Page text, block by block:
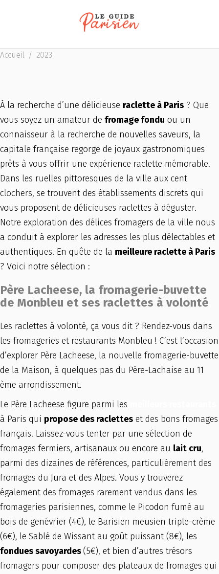
Accueil / 2023
À la recherche d’une délicieuse raclette à Paris ? Que
vous soyez un amateur de fromage fondu ou un
connaisseur à la recherche de nouvelles saveurs, la
capitale française regorge de joyaux gastronomiques
prêts à vous offrir une expérience raclette mémorable.
Dans les ruelles pittoresques de la ville aux cent
clochers, se trouvent des établissements discrets qui
vous proposent de délicieuses raclettes à déguster.
Notre exploration des délices fromagers de la ville nous
a conduit à explorer les adresses les plus délectables et
authentiques. En quête de la meilleure raclette à Paris
? Voici notre sélection :
Père Lacheese, la fromagerie-buvette
de Monbleu et ses raclettes à volonté
Les raclettes à volonté, ça vous dit ? Rendez-vous dans
les fromageries et restaurants Monbleu ! C’est l’occasion
d’explorer Père Lacheese, la nouvelle fromagerie-buvette
de la Maison, à quelques pas du Père-Lachaise au 11
ème arrondissement.
Le Père Lacheese figure parmi les
à Paris qui propose des raclettes et des bons fromages
français. Laissez-vous tenter par une sélection de
fromages fermiers, artisanaux ou encore au lait cru,
parmi des dizaines de références, particulièrement des
fromages du Jura et des Alpes. Vous y trouverez
également des fromages rarement vendus dans les
fromageries parisiennes, comme le Picodon fumé au
bois de genévrier (4€), le Barisien meusien triple-crème
(6€), le Sablé de Wissant au goût puissant (8€), les
fondues savoyardes(5€), et bien d’autres trésors
fromagers pour composer des plateaux de fromages qui